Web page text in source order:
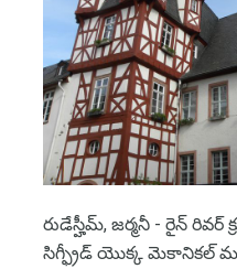
రుడేస్హీమ్, జర్మనీ - రైన్ రివర్
సిగ్ఫ్రీడ్ యొక్క మెకానికల్